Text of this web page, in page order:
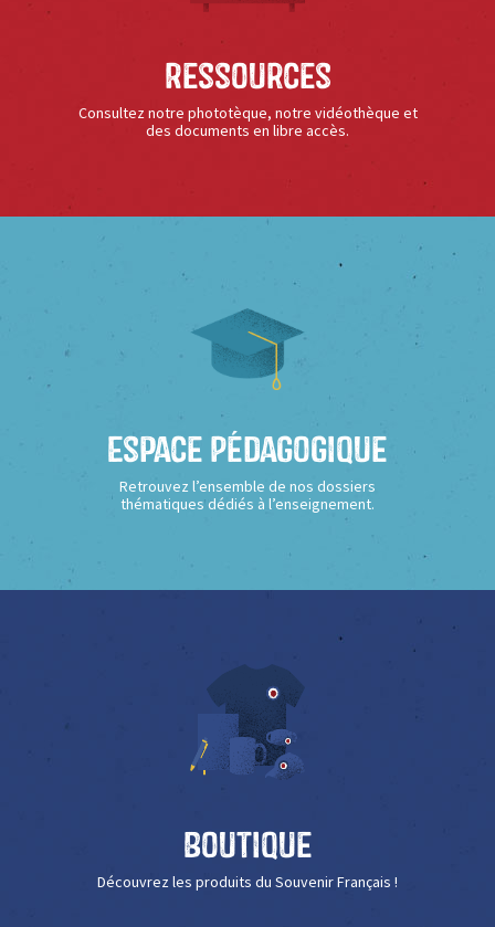
Ressources
Consultez notre phototèque, notre vidéothèque et
des documents en libre accès.
Espace Pédagogique
Retrouvez l’ensemble de nos dossiers
thématiques dédiés à l’enseignement.
Boutique
Découvrez les produits du Souvenir Français !